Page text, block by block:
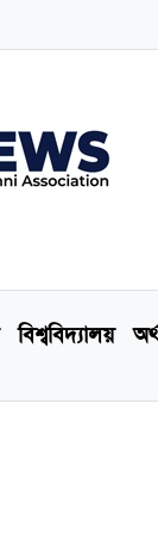
বিশ্ববিদ্যালয়